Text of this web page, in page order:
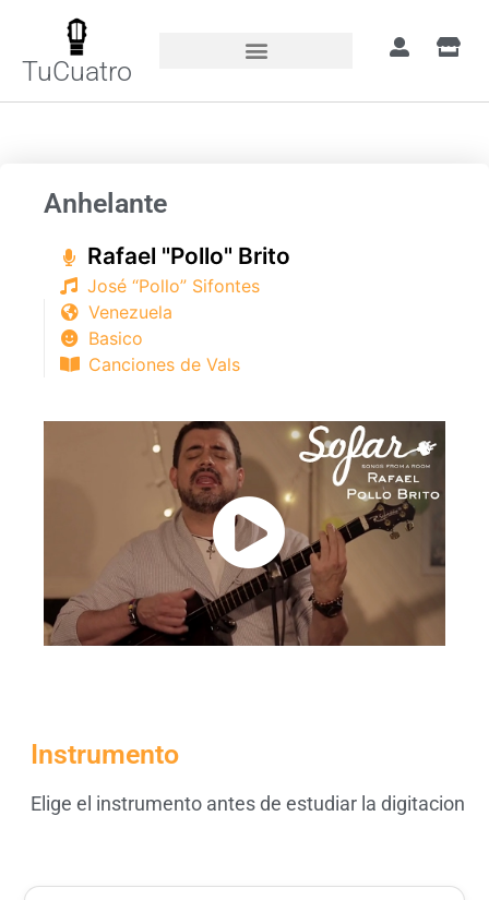
TuCuatro
Anhelante
Rafael "Pollo" Brito
José “Pollo” Sifontes
Venezuela
Basico
Canciones de Vals
Instrumento
Elige el instrumento antes de estudiar la digitacion